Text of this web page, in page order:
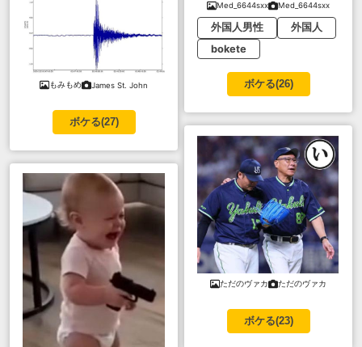
もみもめ James St. John
ボケる(27)
Med_6644sxx Med_6644sxx
外国人男性
外国人
bokete
ボケる(26)
ただのヴァカ ただのヴァカ
ボケる(23)